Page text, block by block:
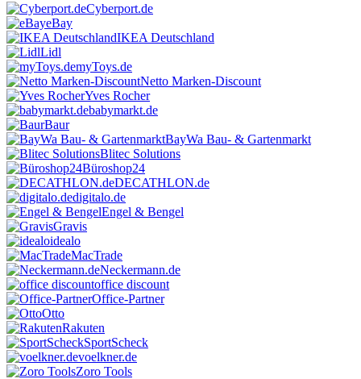
Cyberport.de
eBay
IKEA Deutschland
Lidl
myToys.de
Netto Marken-Discount
Yves Rocher
babymarkt.de
Baur
BayWa Bau- & Gartenmarkt
Blitec Solutions
Büroshop24
DECATHLON.de
digitalo.de
Engel & Bengel
Gravis
idealo
MacTrade
Neckermann.de
office discount
Office-Partner
Otto
Rakuten
SportScheck
voelkner.de
Zoro Tools